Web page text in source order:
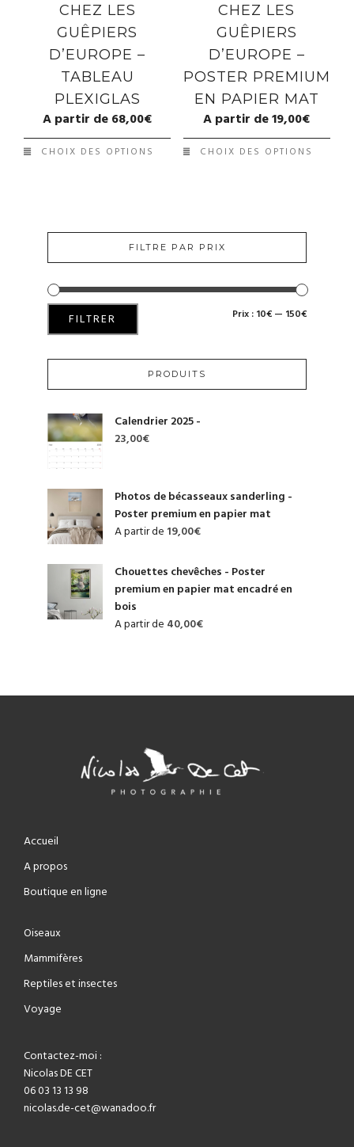
CHEZ LES
GUÊPIERS
D’EUROPE –
TABLEAU
PLEXIGLAS
A partir de68,00€
CHOIX DES OPTIONS
CHEZ LES
GUÊPIERS
D’EUROPE –
POSTER PREMIUM
EN PAPIER MAT
A partir de19,00€
CHOIX DES OPTIONS
FILTRE PAR PRIX
PRIX
MIN
PRIX
MAX
FILTRER Prix : 10€ — 150€
PRODUITS
Calendrier 2025 -
23,00€
Photos de bécasseaux sanderling -
Poster premium en papier mat
A partir de 19,00€
Chouettes chevêches - Poster
premium en papier mat encadré en
bois
A partir de 40,00€
Accueil
A propos
Boutique en ligne
Oiseaux
Mammifères
Reptiles et insectes
Voyage
Contactez-moi :
Nicolas DE CET
06 03 13 13 98
nicolas.de-cet@wanadoo.fr